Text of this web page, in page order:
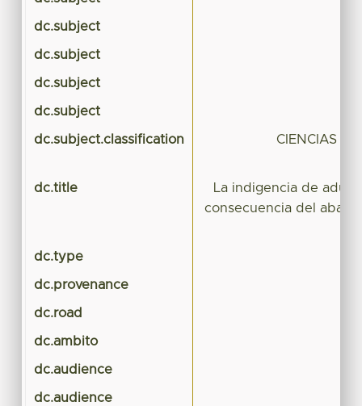
dc.subject
dc.subject
dc.subject
dc.subject
dc.subject.classification
CIENCIAS
dc.title
La indigencia de
consecuencia del
dc.type
dc.provenance
dc.road
dc.ambito
dc.audience
dc.audience